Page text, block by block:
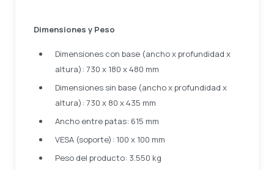
Dimensiones y Peso
Dimensiones con base (ancho x profundidad x
altura): 730 x 180 x 480 mm
Dimensiones sin base (ancho x profundidad x
altura): 730 x 80 x 435 mm
Ancho entre patas: 615 mm
VESA (soporte): 100 x 100 mm
Peso del producto: 3.550 kg